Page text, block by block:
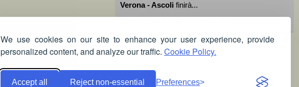
We use cookies on our site to enhance your user experience, provide
personalized content, and analyze our traffic. Cookie Policy.
Accept all Reject non-essential Preferences
Verona - Ascoli finirà...